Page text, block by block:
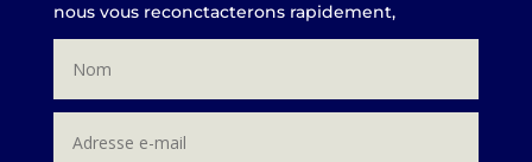
nous vous reconctacterons rapidement,